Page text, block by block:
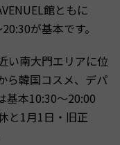
館ともに
が基本です。
い南大門エリアに位
ら韓国コスメ、デパ
基本10:30〜20:00
と1月1日・旧正